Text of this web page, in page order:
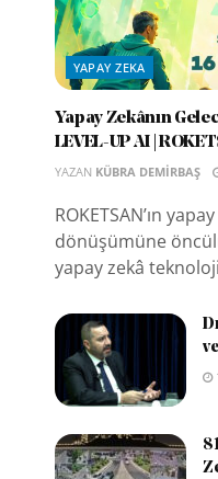
YAPAY ZEKA
Yapay Zekânın
LEVEL-UP AI |
YAZAN KÜBRA DEMIRBAŞ
ROKETSAN’ın
dönüşümüne
yapay zekâ